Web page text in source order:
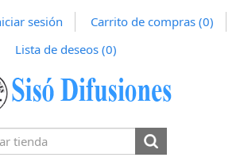
sesión Carrito de compras (0)
Lista de deseos (0)